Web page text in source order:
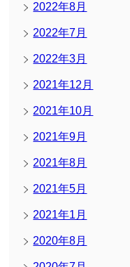
2022年8月
2022年7月
2022年3月
2021年12月
2021年10月
2021年9月
2021年8月
2021年5月
2021年1月
2020年8月